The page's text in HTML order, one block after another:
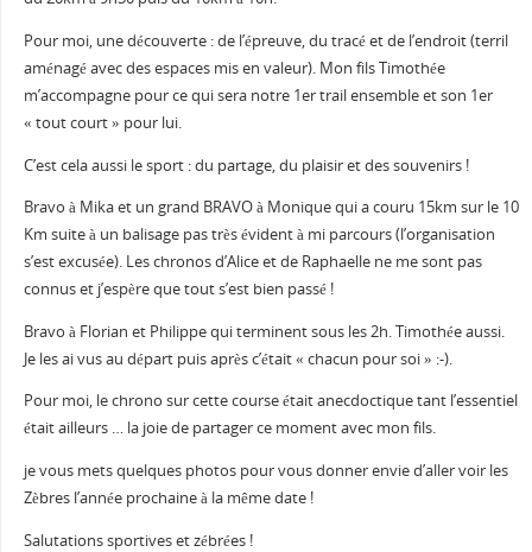
Pour moi, une découverte : de l’épreuve, du tracé et de l’endroit (terril
aménagé avec des espaces mis en valeur). Mon fils Timothée
m’accompagne pour ce qui sera notre 1er trail ensemble et son 1er
« tout court » pour lui.
C’est cela aussi le sport : du partage, du plaisir et des souvenirs !
Bravo à Mika et un grand BRAVO à Monique qui a couru 15km sur le 10
Km suite à un balisage pas très évident à mi parcours (l’organisation
s’est excusée). Les chronos d’Alice et de Raphaelle ne me sont pas
connus et j’espère que tout s’est bien passé !
Bravo à Florian et Philippe qui terminent sous les 2h. Timothée aussi.
Je les ai vus au départ puis après c’était « chacun pour soi » :-).
Pour moi, le chrono sur cette course était anecdoctique tant l’essentiel
était ailleurs … la joie de partager ce moment avec mon fils.
je vous mets quelques photos pour vous donner envie d’aller voir les
Zèbres l’année prochaine à la même date !
Salutations sportives et zébrées !